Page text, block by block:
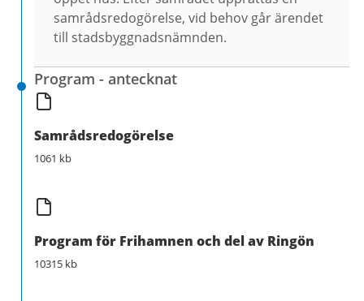
samrådsredogörelse, vid behov går ärendet
till stadsbyggnadsnämnden.
Program - antecknat
Samrådsredogörelse
1061 kb
Program för Frihamnen och del av Ringön
10315 kb